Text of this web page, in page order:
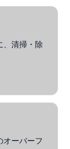
、清掃・除
オーバーフ